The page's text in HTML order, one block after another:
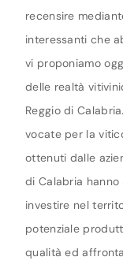
recensire
interessanti che
vi proponiamo
delle realtà
Reggio di
vocate per la
ottenuti dalle
di Calabria
investire nel
potenziale
qualità ed